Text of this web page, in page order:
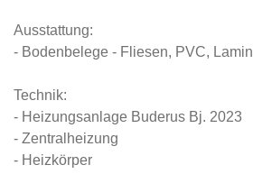
Ausstattung:
- Bodenbelege - Fliesen, PVC,
Technik:
- Heizungsanlage Buderus Bj. 2023
- Zentralheizung
- Heizkörper